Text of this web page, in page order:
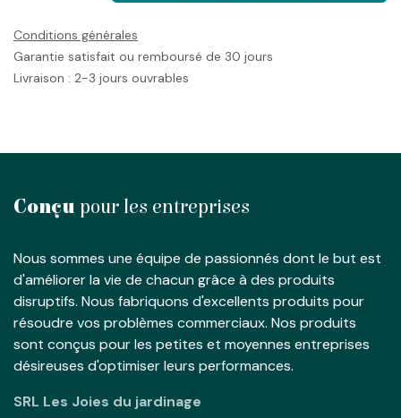
Conditions générales
Garantie satisfait ou remboursé de 30 jours
Livraison : 2-3 jours ouvrables
Conçu pour les entreprises
Nous sommes une équipe de passionnés dont le but est
d'améliorer la vie de chacun grâce à des produits
disruptifs. Nous fabriquons d'excellents produits pour
résoudre vos problèmes commerciaux. Nos produits
sont conçus pour les petites et moyennes entreprises
désireuses d'optimiser leurs performances.
SRL Les Joies du jardinage